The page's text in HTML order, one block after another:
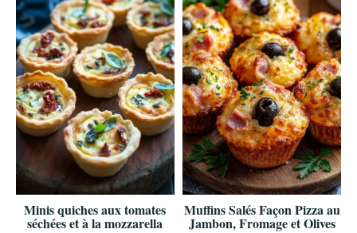
Minis quiches aux tomates
séchées et à la mozzarella
Muffins Salés Façon Pizza au
Jambon, Fromage et Olives